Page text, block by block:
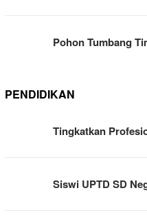
Pohon Tumbang
PENDIDIKAN
Tingkatkan
Siswi UPTD SD